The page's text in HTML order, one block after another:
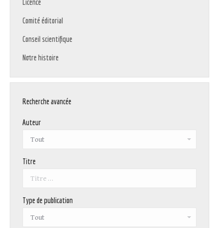
Licence
Comité éditorial
Conseil scientifique
Notre histoire
Recherche avancée
Auteur
Titre
Type de publication